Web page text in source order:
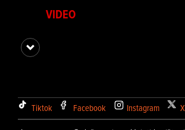
VIDEO
Tiktok Facebook Instagram X